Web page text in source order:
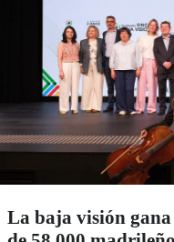
La baja visión